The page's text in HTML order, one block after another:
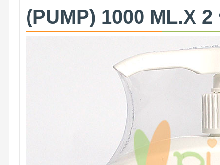
(PUMP) 1000 ML.X